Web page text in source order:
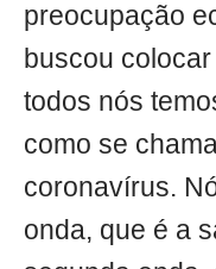
preocupação
buscou
todos nós
como se
coronavírus.
onda, que é a